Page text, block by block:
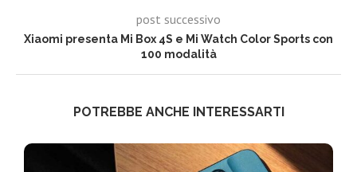
post successivo
Xiaomi presenta Mi Box 4S e Mi Watch Color Sports con
100 modalità
POTREBBE ANCHE INTERESSARTI